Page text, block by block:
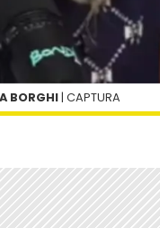
BORGHI | CAPTURA